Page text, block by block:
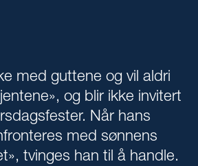
med guttene og vil aldri
og blir ikke invitert
Når hans
med sønnens
tvinges han til å handle.